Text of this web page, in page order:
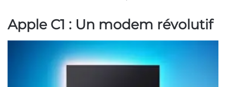
Apple C1 : Un modem révolutif